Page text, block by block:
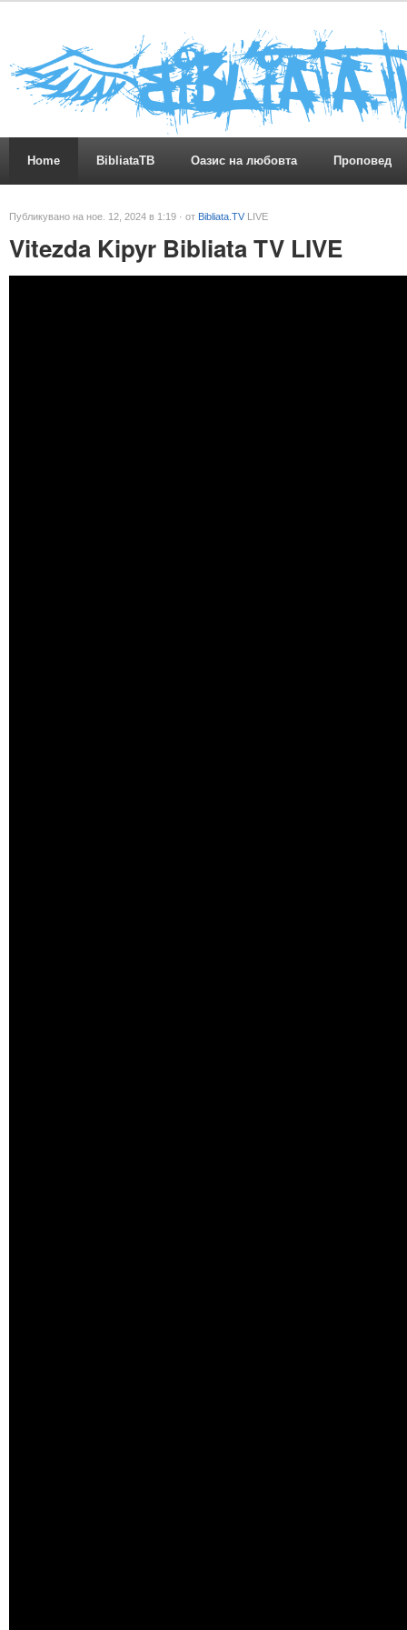
Home BibliataTB Оазис на любовта Проповед
Публикувано на ное. 12, 2024 в 1:19 · от Bibliata.TV LIVE
Vitezda Kipyr Bibliata TV LIVE